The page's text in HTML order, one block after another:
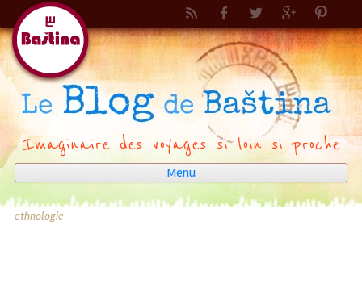
Imaginaire des voyages si loin si proche
Menu
Aller
au
contenu
ethnologie